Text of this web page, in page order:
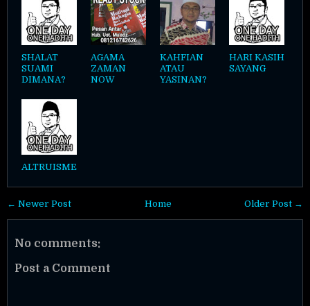
SHALAT
SUAMI
DIMANA?
AGAMA
ZAMAN
NOW
KAHFIAN
ATAU
YASINAN?
HARI KASIH
SAYANG
ALTRUISME
← Newer Post Older Post →
Home
No comments:
Post a Comment